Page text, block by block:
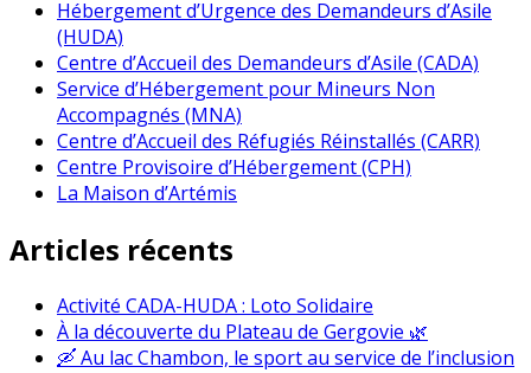
Hébergement d’Urgence des Demandeurs d’Asile
(HUDA)
Centre d’Accueil des Demandeurs d’Asile (CADA)
Service d’Hébergement pour Mineurs Non
Accompagnés (MNA)
Centre d’Accueil des Réfugiés Réinstallés (CARR)
Centre Provisoire d’Hébergement (CPH)
La Maison d’Artémis
Articles récents
Activité CADA-HUDA : Loto Solidaire
À la découverte du Plateau de Gergovie 🌿
🛶 Au lac Chambon, le sport au service de l’inclusion